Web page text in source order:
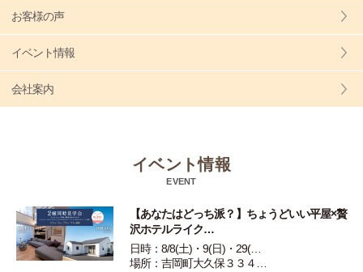
お客様の声
イベント情報
会社案内
イベント情報
EVENT
【あなたはどっち派？】ちょうどいい平屋×贅
沢ホテルライク…
日時：8/8(土)・9(日)・29(…
場所：吉岡町大久保３３４…